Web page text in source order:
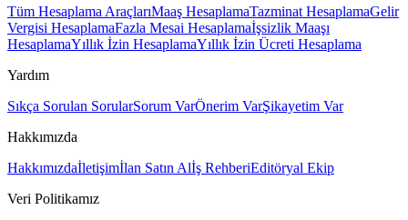
Tüm Hesaplama AraçlarıMaaş HesaplamaTazminat HesaplamaGelir
Vergisi HesaplamaFazla Mesai Hesaplamaİşsizlik Maaşı
HesaplamaYıllık İzin HesaplamaYıllık İzin Ücreti Hesaplama
Yardım
Sıkça Sorulan SorularSorum VarÖnerim VarŞikayetim Var
Hakkımızda
Hakkımızdaİletişimİlan Satın Alİş RehberiEditöryal Ekip
Veri Politikamız